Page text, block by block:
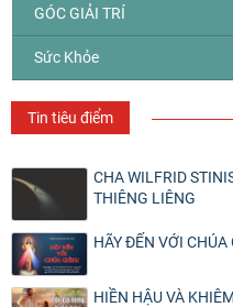
GÓC GIẢI TRÍ
Sức Khỏe
Tin tiêu điểm
CHA WILFRID
THIÊNG LIÊNG
HÃY ĐẾN VỚI CHÚA
HIỀN HẬU VÀ